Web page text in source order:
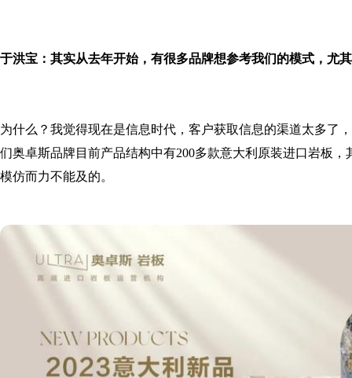
于洪宝：其实从去年开始，有很多品牌想参考我们的模式，尤
为什么？我觉得现在是信息时代，客户获取信息的渠道太多了
们奥卓斯品牌目前产品结构中有200多款意大利原装进口岩板
模仿而力不能及的。